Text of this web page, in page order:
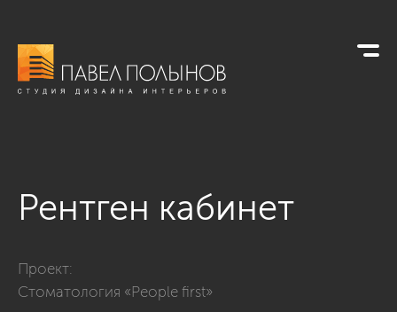
Рентген кабинет
Проект:
Стоматология «People first»